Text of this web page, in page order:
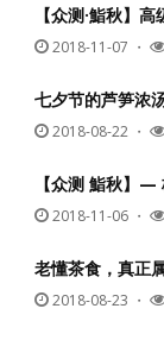
【众测·鮨秋】
2018-11-07 ・
七夕节的芦笋浓
2018-08-22 ・
【众测 鮨秋】
2018-11-06 ・
老懂茶食，真正
2018-08-23 ・